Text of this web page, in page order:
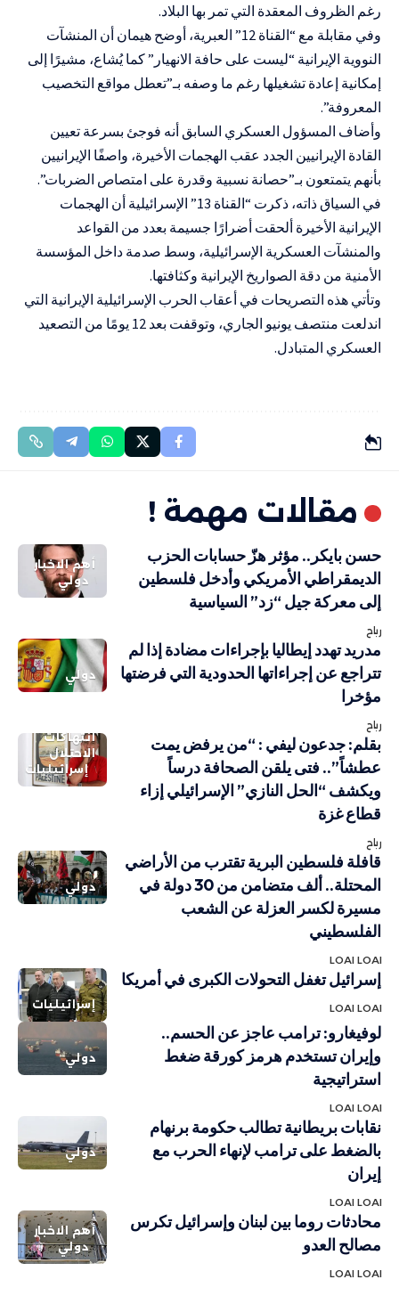
رغم الظروف المعقدة التي تمر بها البلاد.
وفي مقابلة مع “القناة 12” العبرية، أوضح هيمان أن المنشآت
النووية الإيرانية “ليست على حافة الانهيار” كما يُشاع، مشيرًا إلى
إمكانية إعادة تشغيلها رغم ما وصفه بـ”تعطل مواقع التخصيب
المعروفة”.
وأضاف المسؤول العسكري السابق أنه فوجئ بسرعة تعيين
القادة الإيرانيين الجدد عقب الهجمات الأخيرة، واصفًا الإيرانيين
بأنهم يتمتعون بـ”حصانة نسبية وقدرة على امتصاص الضربات”.
في السياق ذاته، ذكرت “القناة 13” الإسرائيلية أن الهجمات
الإيرانية الأخيرة ألحقت أضرارًا جسيمة بعدد من القواعد
والمنشآت العسكرية الإسرائيلية، وسط صدمة داخل المؤسسة
الأمنية من دقة الصواريخ الإيرانية وكثافتها.
وتأتي هذه التصريحات في أعقاب الحرب الإسرائيلية الإيرانية التي
اندلعت منتصف يونيو الجاري، وتوقفت بعد 12 يومًا من التصعيد
العسكري المتبادل.
مقالات مهمة !
أهم الاخبار
دولي
حسن بايكر.. مؤثر هزّ حسابات الحزب
الديمقراطي الأمريكي وأدخل فلسطين
إلى معركة جيل “زد” السياسية
رباح
دولي
مدريد تهدد إيطاليا بإجراءات مضادة إذا لم
تتراجع عن إجراءاتها الحدودية التي فرضتها
مؤخرا
رباح
انتهاكات
الاحتلال
إسرائيليات
بقلم: جدعون ليفي : “من يرفض يمت
عطشاً”.. فتى يلقن الصحافة درساً
ويكشف “الحل النازي” الإسرائيلي إزاء
قطاع غزة
رباح
دولي
قافلة فلسطين البرية تقترب من الأراضي
المحتلة.. ألف متضامن من 30 دولة في
مسيرة لكسر العزلة عن الشعب
الفلسطيني
LOAI LOAI
إسرائيليات
إسرائيل تغفل التحولات الكبرى في أمريكا
LOAI LOAI
دولي
لوفيغارو: ترامب عاجز عن الحسم..
وإيران تستخدم هرمز كورقة ضغط
استراتيجية
LOAI LOAI
دولي
نقابات بريطانية تطالب حكومة برنهام
بالضغط على ترامب لإنهاء الحرب مع
إيران
LOAI LOAI
أهم الاخبار
دولي
محادثات روما بين لبنان وإسرائيل تكرس
مصالح العدو
LOAI LOAI